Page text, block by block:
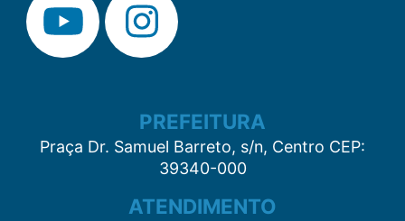
PREFEITURA
Praça Dr. Samuel Barreto, s/n, Centro CEP:
39340-000
ATENDIMENTO